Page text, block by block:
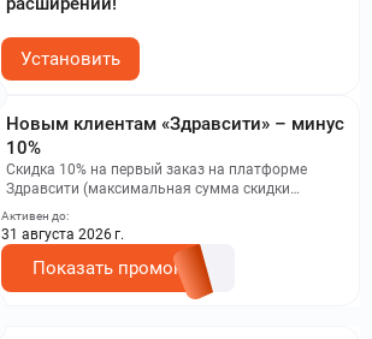
Установить
Новым клиентам «Здравсити» – минус
10%
Скидка 10% на первый заказ на платформе
Здравсити (максимальная сумма скидки
в мобильном приложении и не действует на
заказы по бронированию
Активен до:
31 августа 2026 г.
Показать промокод